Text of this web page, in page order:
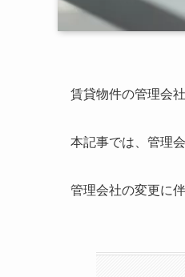
賃貸物件の管理会
本記事では、管理
管理会社の変更に